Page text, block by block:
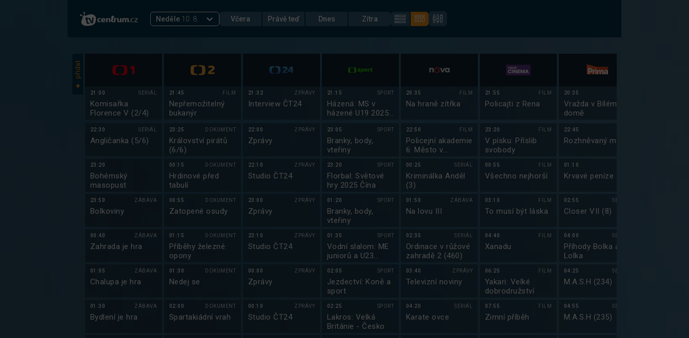
Neděle 10. 8. Včera Právě teď Dnes Zítra
přidat
21:00 SERIÁL
Komisařka
Florence V (2/4)
22:30 SERIÁL
Angličanka (5/6)
23:20
Bohémský
masopust
23:50 ZÁBAVA
Bolkoviny
00:40 ZÁBAVA
Zahrada je hra
01:05 ZÁBAVA
Chalupa je hra
01:30 ZÁBAVA
Bydlení je hra
21:45 FILM
Nepřemožitelný
bukanýr
23:25 DOKUMENT
Království pirátů
(6/6)
00:15 DOKUMENT
Hrdinové před
tabulí
00:55 DOKUMENT
Zatopené osudy
01:15 DOKUMENT
Příběhy železné
opony
01:30 DOKUMENT
Nedej se
02:00 DOKUMENT
Spartakiádní vrah
21:32 ZPRÁVY
Interview ČT24
22:00 ZPRÁVY
Zprávy
22:10 ZPRÁVY
Studio ČT24
23:00 ZPRÁVY
Zprávy
23:10 ZPRÁVY
Studio ČT24
00:00 ZPRÁVY
Zprávy
00:10 ZPRÁVY
Studio ČT24
21:15 SPORT
Házená: MS v
házené U19 2025
23:05 SPORT
Branky, body,
vteřiny
23:20 SPORT
Florbal: Světové
hry 2025 Čína
01:20 SPORT
Branky, body,
vteřiny
01:35 SPORT
Vodní slalom: ME
juniorů a U23
02:05 SPORT
Jezdectví: Koně a
sport
02:25 SPORT
Lakros: Velká
Británie - Česko
20:35 FILM
Na hraně zítřka
22:50 FILM
Policejní akademie
6: Město v
00:25 SERIÁL
Kriminálka Anděl
(3)
01:50 ZÁBAVA
Na lovu III
02:35 SERIÁL
Ordinace v růžové
zahradě 2 (460)
03:40 ZPRÁVY
Televizní noviny
04:20 SERIÁL
Karate ovce
21:55 FILM
Policajti z Rena
23:20 FILM
V písku: Příslib
svobody
00:55 FILM
Všechno nejhorší
03:10 FILM
To musí být láska
04:40 FILM
Xanadu
06:25 FILM
Yakari: Velké
dobrodružství
07:55 FILM
Zimní příběh
20:35
Vražda v Bílém
domě
22:45
Rozhněvaný muž
01:10
Krvavé peníze
02:55 SERIÁL
Closer VII (8)
04:00 SERIÁL
Příhody Bolka a
Lolka
04:25 SERIÁL
M.A.S.H (234)
04:55 SERIÁL
M.A.S.H (235)